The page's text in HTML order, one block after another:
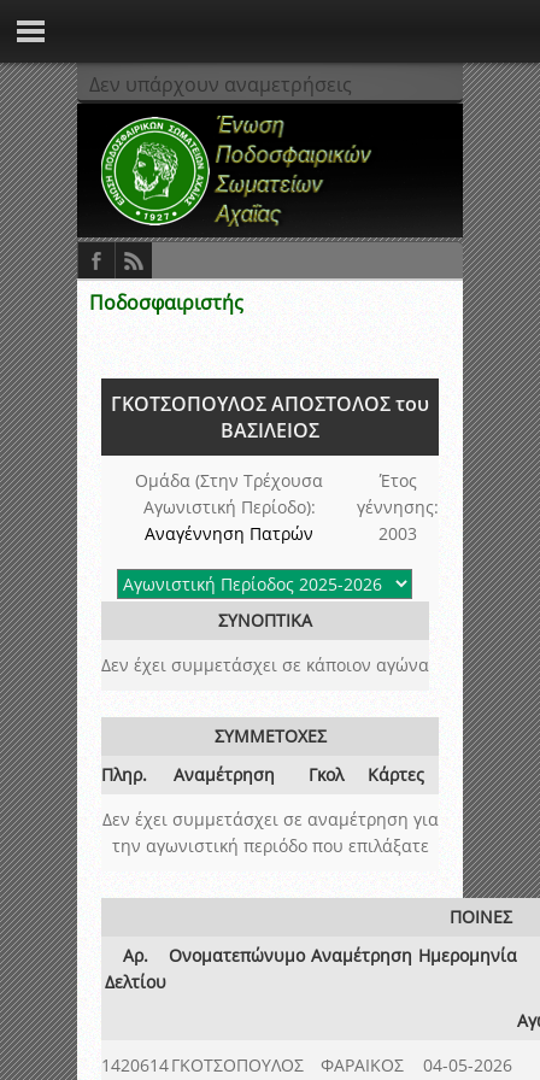
Δεν υπάρχουν αναμετρήσεις
Ποδοσφαιριστής
ΓΚΟΤΣΟΠΟΥΛΟΣ ΑΠΟΣΤΟΛΟΣ του
ΒΑΣΙΛΕΙΟΣ
Ομάδα (Στην Τρέχουσα
Αγωνιστική Περίοδο):
Αναγέννηση Πατρών
Έτος
γέννησης:
2003
ΣΥΝΟΠΤΙΚΑ
Δεν έχει συμμετάσχει σε κάποιον αγώνα
ΣΥΜΜΕΤΟΧΕΣ
Πληρ.
Αναμέτρηση Γκολ
Κάρτες
Δεν έχει συμμετάσχει σε αναμέτρηση για
την αγωνιστική περιόδο που επιλάξατε
ΠΟΙΝΕΣ
Αρ.
Δελτίου
Ονοματεπώνυμο Αναμέτρηση Ημερομηνία
1420614ΓΚΟΤΣΟΠΟΥΛΟΣ ΦΑΡΑΙΚΟΣ 04-05-2026